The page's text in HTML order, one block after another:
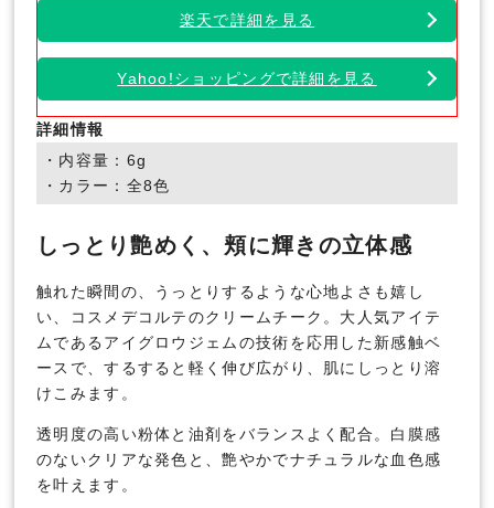
楽天で詳細を見る
Yahoo!ショッピングで詳細を見る
詳細情報
・内容量：6g
・カラー：全8色
しっとり艶めく、頬に輝きの立体感
触れた瞬間の、うっとりするような心地よさも嬉し
い、コスメデコルテのクリームチーク。大人気アイテ
ムであるアイグロウジェムの技術を応用した新感触ベ
ースで、するすると軽く伸び広がり、肌にしっとり溶
けこみます。
透明度の高い粉体と油剤をバランスよく配合。白膜感
のないクリアな発色と、艶やかでナチュラルな血色感
を叶えます。